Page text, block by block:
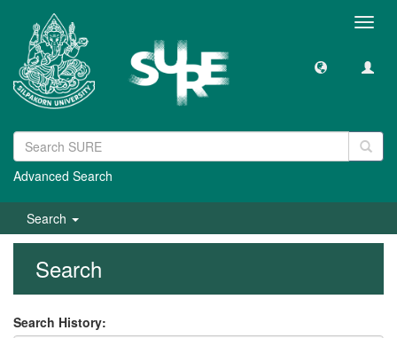
Advanced Search
Search
Search
Search History: